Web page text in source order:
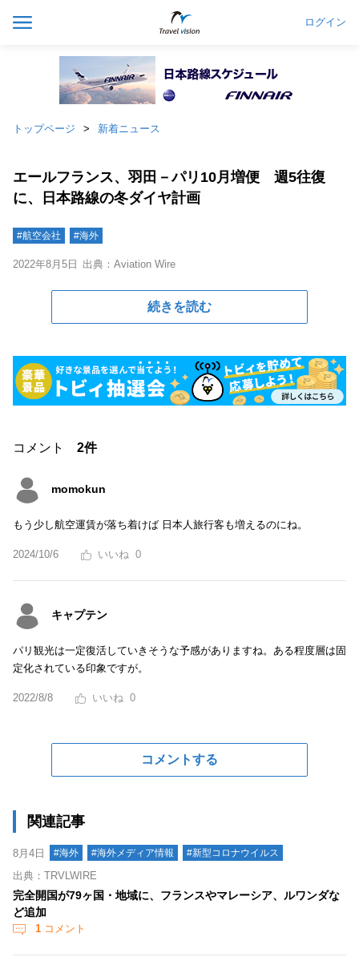
ログイン
トップページ 新着ニュース
エールフランス、羽田－パリ10月増便 週5往復
に、日本路線の冬ダイヤ計画
#航空会社 #海外
2022年8月5日 出典：Aviation Wire
続きを読む
コメント 2件
momokun
もう少し航空運賃が落ち着けば 日本人旅行客も増えるのにね。
2024/10/6 0
キャプテン
パリ観光は一定復活していきそうな予感がありますね。ある程度層は固
定化されている印象ですが。
2022/8/8 0
コメントする
関連記事
8月4日 #海外 #海外メディア情報 #新型コロナウイルス
出典：TRVLWIRE
完全開国が79ヶ国・地域に、フランスやマレーシア、ルワンダな
ど追加
1 コメント